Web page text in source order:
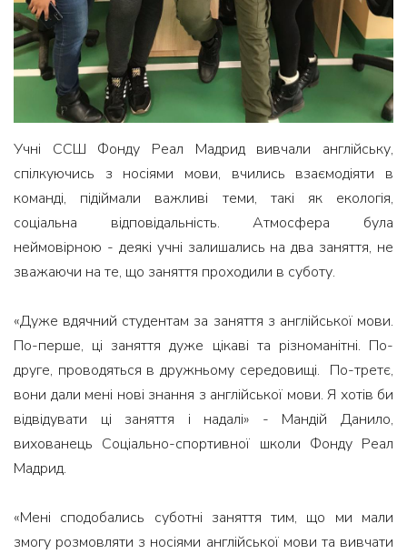
Учні ССШ Фонду Реал Мадрид вивчали англійську,
спілкуючись з носіями мови, вчились взаємодіяти в
команді, підіймали важливі теми, такі як екологія,
соціальна відповідальність. Атмосфера була
неймовірною - деякі учні залишались на два заняття, не
зважаючи на те, що заняття проходили в суботу.
«Дуже вдячний студентам за заняття з англійської мови.
По-перше, ці заняття дуже цікаві та різноманітні. По-
друге, проводяться в дружньому середовищі. По-третє,
вони дали мені нові знання з англійської мови. Я хотів би
відвідувати ці заняття і надалі» - Мандій Данило,
вихованець Соціально-спортивної школи Фонду Реал
Мадрид.
«Мені сподобались суботні заняття тим, що ми мали
змогу розмовляти з носіями англійської мови та вивчати